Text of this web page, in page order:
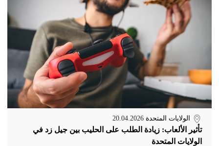
الولايات المتحدة 20.04.2026
تأثير الألعاب: زيادة الطلب على الحليب بين جيل زد في
الولايات المتحدة